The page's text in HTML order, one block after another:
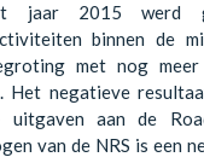
jaar 2015 werd
binnen de
met nog
Het negatieve
uitgaven aan de
van de NRS is een